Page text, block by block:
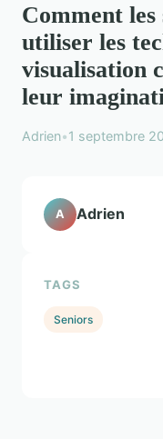
Comment
utiliser les
visualisation
leur
Adrien•1 septembre
A Adrien
TAGS
Seniors